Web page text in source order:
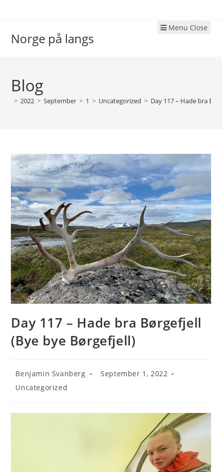
Norge på langs
Menu Close
Blog
> 2022 > September > 1 > Uncategorized > Day 117 – Hade bra
Day 117 – Hade bra Børgefjell
(Bye bye Børgefjell)
Post
Benjamin Svanberg
Post
September 1, 2022
Post
Uncategorized